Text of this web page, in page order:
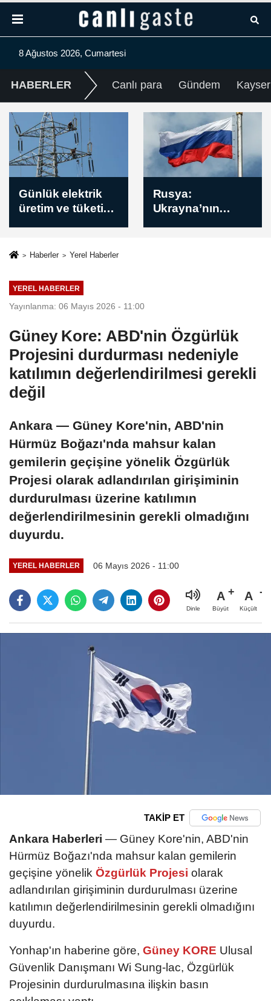
8 Ağustos 2026, Cumartesi
HABERLER Canlı para Gündem
Rusya:
Ukrayna’nın
deposunu ve 2
Tayland, kamusal
alanlarda silah
Haberler Yerel Haberler
YEREL HABERLER
Yayınlanma: 06 Mayıs 2026 - 11:00
Güney Kore: ABD'nin Özgürlük
Projesini durdurması nedeniyle
katılımın değerlendirilmesi gerekli
değil
Ankara — Güney Kore'nin, ABD'nin
Hürmüz Boğazı'nda mahsur kalan
gemilerin geçişine yönelik Özgürlük
Projesi olarak adlandırılan girişiminin
durdurulması üzerine katılımın
değerlendirilmesinin gerekli olmadığını
duyurdu.
YEREL HABERLER 06 Mayıs 2026 - 11:00
Dinle
A
Büyüt
A
Küçült
TAKİP ET
Ankara Haberleri — Güney Kore'nin, ABD'nin
Hürmüz Boğazı'nda mahsur kalan gemilerin
geçişine yönelik Özgürlük Projesi olarak
adlandırılan girişiminin durdurulması üzerine
katılımın değerlendirilmesinin gerekli olmadığını
duyurdu.
Yonhap'ın haberine göre, Güney KORE Ulusal
Güvenlik Danışmanı Wi Sung-lac, Özgürlük
Projesinin durdurulmasına ilişkin basın